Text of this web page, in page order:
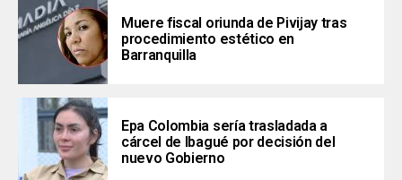
Muere fiscal oriunda de Pivijay tras
procedimiento estético en
Barranquilla
Epa Colombia sería trasladada a
cárcel de Ibagué por decisión del
nuevo Gobierno